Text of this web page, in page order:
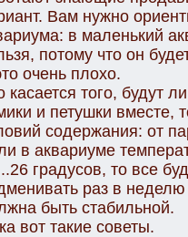
Вам нужно
в маленький
потому что он
очень плохо.
касается того, будут
и петушки вместе,
содержания: от
в аквариуме
градусов, то все
раз в
быть стабильной.
вот такие советы.